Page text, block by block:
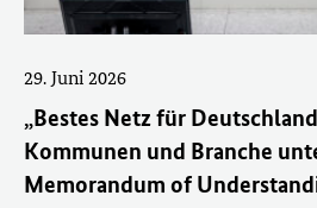
„Bestes Netz für
Kommunen und Branche
Memorandum of
29. Juni 2026